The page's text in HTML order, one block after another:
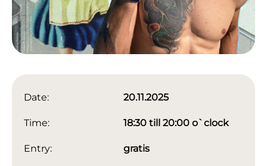
Date: 20.11.2025
Time: 18:30 till 20:00 o`clock
Entry: gratis